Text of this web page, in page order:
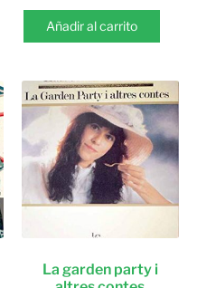
Añadir al carrito
La garden party i